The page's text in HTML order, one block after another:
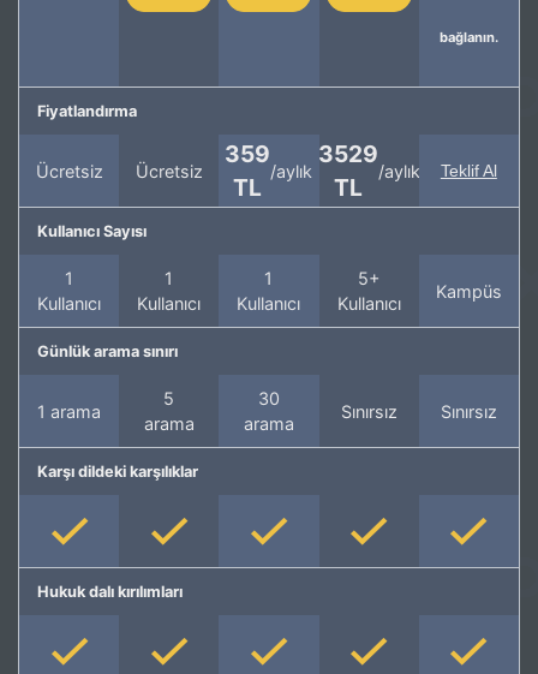
bağlanın.
Fiyatlandırma
Ücretsiz Ücretsiz
359
TL
/aylık
3529
TL
/aylık Teklif Al
Kullanıcı Sayısı
1
Kullanıcı
1
Kullanıcı
1
Kullanıcı
5+
Kullanıcı
Kampüs
Günlük arama sınırı
1 arama
5
arama
30
arama
Sınırsız Sınırsız
Karşı dildeki karşılıklar
Hukuk dalı kırılımları